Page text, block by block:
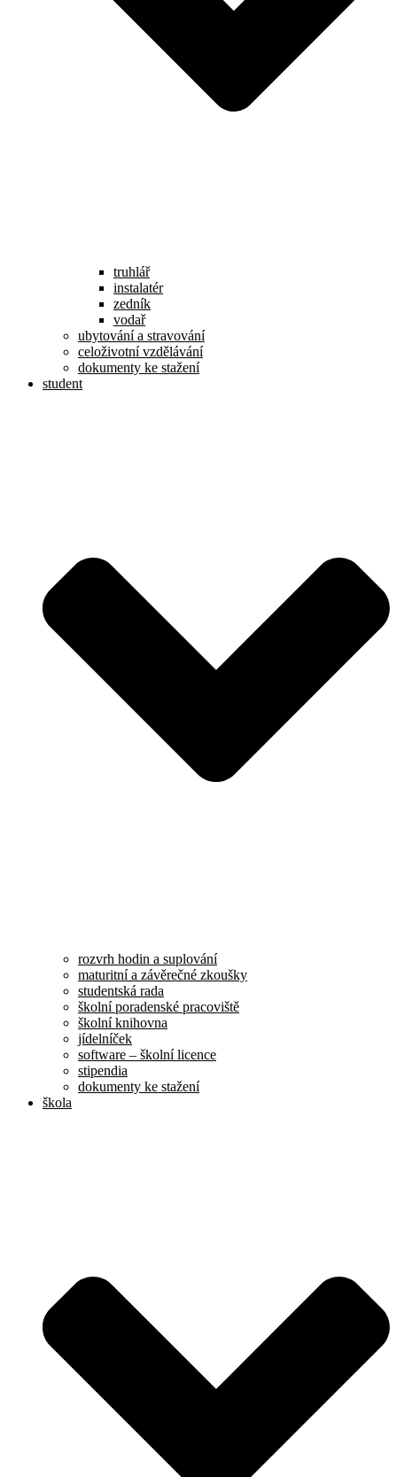
truhlář
instalatér
zedník
vodař
ubytování a stravování
celoživotní vzdělávání
dokumenty ke stažení
student
rozvrh hodin a suplování
maturitní a závěrečné zkoušky
studentská rada
školní poradenské pracoviště
školní knihovna
jídelníček
software – školní licence
stipendia
dokumenty ke stažení
škola